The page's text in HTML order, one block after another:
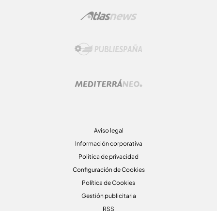
Aviso legal
Información corporativa
Politica de privacidad
Configuración de Cookies
Política de Cookies
Gestión publicitaria
RSS